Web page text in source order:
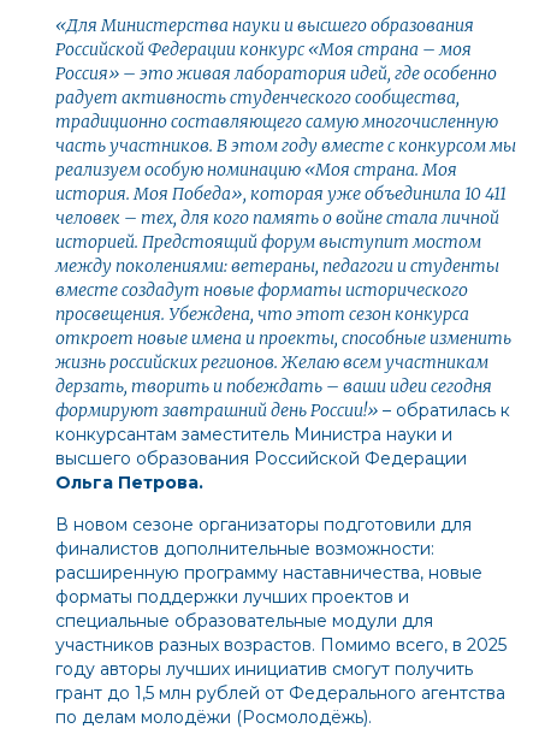
«Для Министерства науки и высшего образования
Российской Федерации конкурс «Моя страна – моя
Россия» – это живая лаборатория идей, где особенно
радует активность студенческого сообщества,
традиционно составляющего самую многочисленную
часть участников. В этом году вместе с конкурсом мы
реализуем особую номинацию «Моя страна. Моя
история. Моя Победа», которая уже объединила 10 411
человек – тех, для кого память о войне стала личной
историей. Предстоящий форум выступит мостом
между поколениями: ветераны, педагоги и студенты
вместе создадут новые форматы исторического
просвещения. Убеждена, что этот сезон конкурса
откроет новые имена и проекты, способные изменить
жизнь российских регионов. Желаю всем участникам
дерзать, творить и побеждать – ваши идеи сегодня
формируют завтрашний день России!» – обратилась к
конкурсантам заместитель Министра науки и
высшего образования Российской Федерации
Ольга Петрова.
В новом сезоне организаторы подготовили для
финалистов дополнительные возможности:
расширенную программу наставничества, новые
форматы поддержки лучших проектов и
специальные образовательные модули для
участников разных возрастов. Помимо всего, в 2025
году авторы лучших инициатив смогут получить
грант до 1,5 млн рублей от Федерального агентства
по делам молодёжи (Росмолодёжь).